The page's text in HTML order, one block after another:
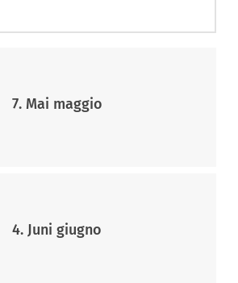
7. Mai maggio
4. Juni giugno